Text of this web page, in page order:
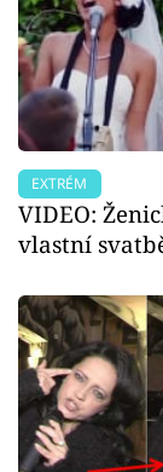
EXTRÉM
VIDEO:
vlastní